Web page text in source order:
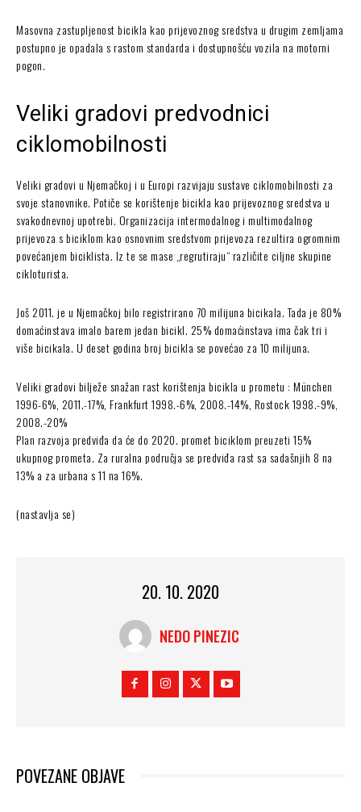
Masovna zastupljenost bicikla kao prijevoznog sredstva u drugim zemljama
postupno je opadala s rastom standarda i dostupnošću vozila na motorni
pogon.
Veliki gradovi predvodnici
ciklomobilnosti
Veliki gradovi u Njemačkoj i u Europi razvijaju sustave ciklomobilnosti za
svoje stanovnike. Potiče se korištenje bicikla kao prijevoznog sredstva u
svakodnevnoj upotrebi. Organizacija intermodalnog i multimodalnog
prijevoza s biciklom kao osnovnim sredstvom prijevoza rezultira ogromnim
povećanjem biciklista. Iz te se mase „regrutiraju“ različite ciljne skupine
cikloturista.
Još 2011. je u Njemačkoj bilo registrirano 70 milijuna bicikala. Tada je 80%
domaćinstava imalo barem jedan bicikl. 25% domaćinstava ima čak tri i
više bicikala. U deset godina broj bicikla se povećao za 10 milijuna.
Veliki gradovi bilježe snažan rast korištenja bicikla u prometu : München
1996-6%, 2011.-17%, Frankfurt 1998.-6%, 2008.-14%, Rostock 1998.-9%,
2008.-20%
Plan razvoja predviđa da će do 2020. promet biciklom preuzeti 15%
ukupnog prometa. Za ruralna područja se predviđa rast sa sadašnjih 8 na
13% a za urbana s 11 na 16%.
(nastavlja se)
20. 10. 2020
NEDO PINEZIC
POVEZANE OBJAVE